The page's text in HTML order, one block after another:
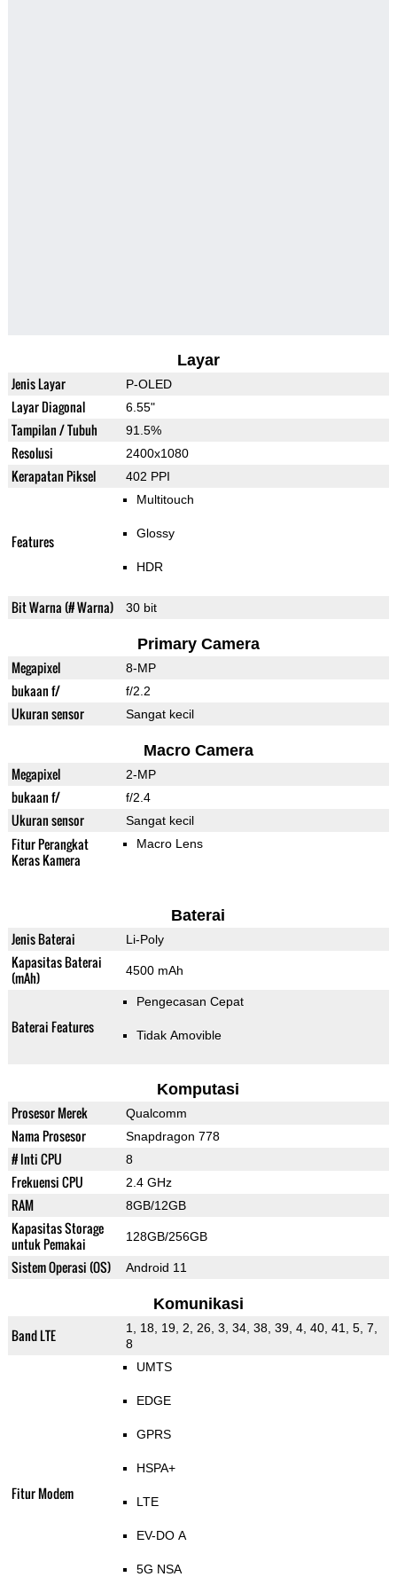
Layar
Jenis Layar P-OLED
Layar Diagonal 6.55"
Tampilan / Tubuh 91.5%
Resolusi 2400x1080
Kerapatan Piksel 402 PPI
Features
Multitouch
Glossy
HDR
Bit Warna (# Warna) 30 bit
Primary Camera
Megapixel 8-MP
bukaan f/ f/2.2
Ukuran sensor Sangat kecil
Macro Camera
Megapixel 2-MP
bukaan f/ f/2.4
Ukuran sensor Sangat kecil
Fitur Perangkat
Keras Kamera
Macro Lens
Baterai
Jenis Baterai Li-Poly
Kapasitas Baterai
(mAh)
4500 mAh
Baterai Features
Pengecasan Cepat
Tidak Amovible
Komputasi
Prosesor Merek Qualcomm
Nama Prosesor Snapdragon 778
# Inti CPU 8
Frekuensi CPU 2.4 GHz
RAM 8GB/12GB
Kapasitas Storage
untuk Pemakai
128GB/256GB
Sistem Operasi (OS) Android 11
Komunikasi
Band LTE
1, 18, 19, 2, 26, 3, 34, 38, 39, 4, 40, 41, 5, 7,
8
Fitur Modem
UMTS
EDGE
GPRS
HSPA+
LTE
EV-DO A
5G NSA